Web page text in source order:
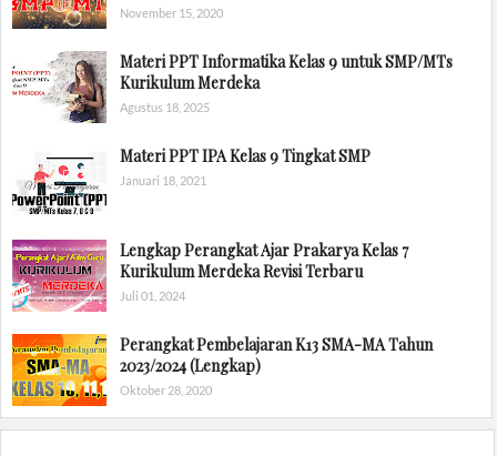
November 15, 2020
Materi PPT Informatika Kelas 9 untuk SMP/MTs
Kurikulum Merdeka
Agustus 18, 2025
Materi PPT IPA Kelas 9 Tingkat SMP
Januari 18, 2021
Lengkap Perangkat Ajar Prakarya Kelas 7
Kurikulum Merdeka Revisi Terbaru
Juli 01, 2024
Perangkat Pembelajaran K13 SMA-MA Tahun
2023/2024 (Lengkap)
Oktober 28, 2020